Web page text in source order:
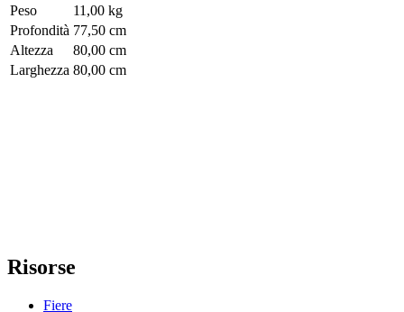
Peso
11,00 kg
Profondità 77,50 cm
Altezza
80,00 cm
Larghezza 80,00 cm
Risorse
Fiere